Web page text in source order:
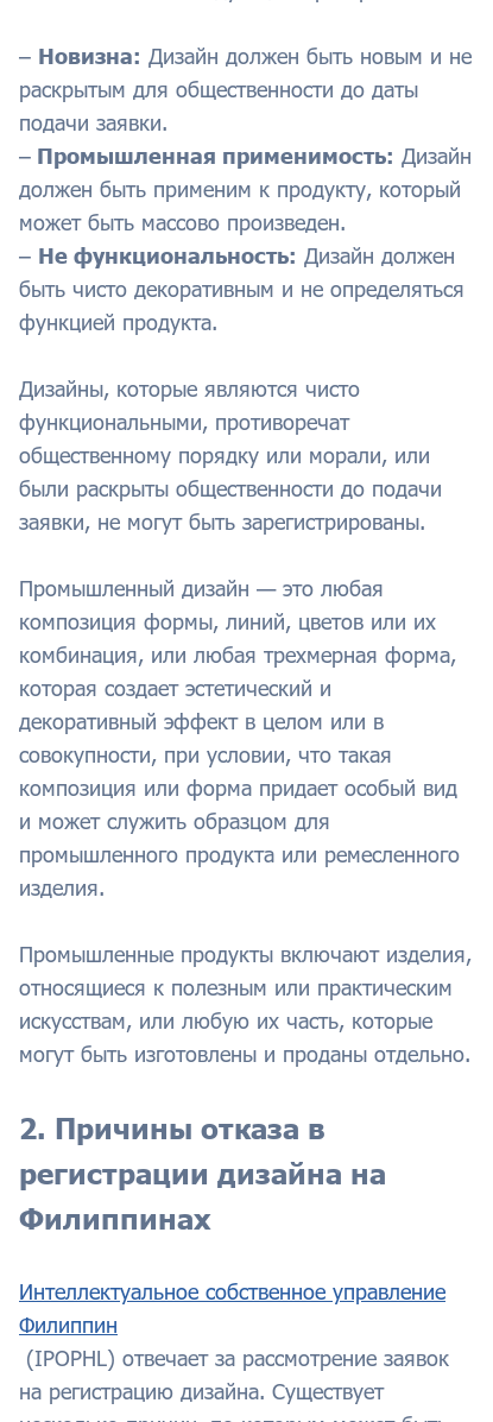
– Новизна: Дизайн должен быть новым и не
раскрытым для общественности до даты
подачи заявки.
– Промышленная применимость: Дизайн
должен быть применим к продукту, который
может быть массово произведен.
– Не функциональность: Дизайн должен
быть чисто декоративным и не определяться
функцией продукта.
Дизайны, которые являются чисто
функциональными, противоречат
общественному порядку или морали, или
были раскрыты общественности до подачи
заявки, не могут быть зарегистрированы.
Промышленный дизайн — это любая
композиция формы, линий, цветов или их
комбинация, или любая трехмерная форма,
которая создает эстетический и
декоративный эффект в целом или в
совокупности, при условии, что такая
композиция или форма придает особый вид
и может служить образцом для
промышленного продукта или ремесленного
изделия.
Промышленные продукты включают изделия,
относящиеся к полезным или практическим
искусствам, или любую их часть, которые
могут быть изготовлены и проданы отдельно.
2. Причины отказа в
регистрации дизайна на
Филиппинах
Интеллектуальное собственное управление
Филиппин
(IPOPHL) отвечает за рассмотрение заявок
на регистрацию дизайна. Существует